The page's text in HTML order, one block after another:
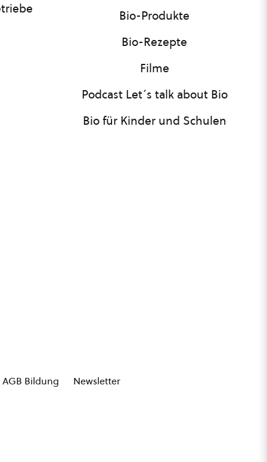
Bio-Produkte
Bio-Rezepte
Filme
Podcast Let´s talk about Bio
Bio für Kinder und Schulen
AGB Bildung Newsletter